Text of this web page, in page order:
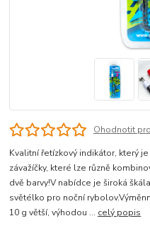
Ohodnotit
Kvalitní řetízkový indikátor, který
závažíčky, které lze různě
dvě barvy!V nabídce je široká
světélko pro noční
10 g větší, výhodou ... celý popis